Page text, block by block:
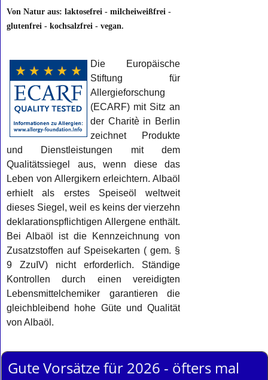
Von Natur aus: laktosefrei - milcheiweißfrei -
glutenfrei - kochsalzfrei - vegan.
Die Europäische
Stiftung für
Allergieforschung
(ECARF) mit Sitz an
der Charitè in Berlin
zeichnet Produkte
und Dienstleistungen mit dem
Qualitätssiegel aus, wenn diese das
Leben von Allergikern erleichtern. Albaöl
erhielt als erstes Speiseöl weltweit
dieses Siegel, weil es keins der vierzehn
deklarationspflichtigen Allergene enthält.
Bei Albaöl ist die Kennzeichnung von
Zusatzstoffen auf Speisekarten ( gem. §
9 ZzuIV) nicht erforderlich. Ständige
Kontrollen durch einen vereidigten
Lebensmittelchemiker garantieren die
gleichbleibend hohe Güte und Qualität
von Albaöl.
Gute Vorsätze für 2026 - öfters mal